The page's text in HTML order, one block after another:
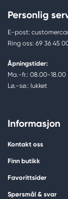
Personlig
E-post:
Ring oss: 69 36 45
Åpningstider:
Ma.-fr.: 08.00-18.00
Lø.-sø.: lukket
Informasjon
Kontakt oss
Finn butikk
Favorittsider
Spørsmål & svar